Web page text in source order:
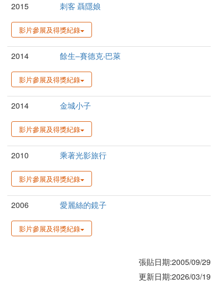
2015 刺客 聶隱娘
影片參展及得獎紀錄
2014 餘生–賽德克‧巴萊
影片參展及得獎紀錄
2014 金城小子
影片參展及得獎紀錄
2010 乘著光影旅行
影片參展及得獎紀錄
2006 愛麗絲的鏡子
影片參展及得獎紀錄
張貼日期:2005/09/29
更新日期:2026/03/19